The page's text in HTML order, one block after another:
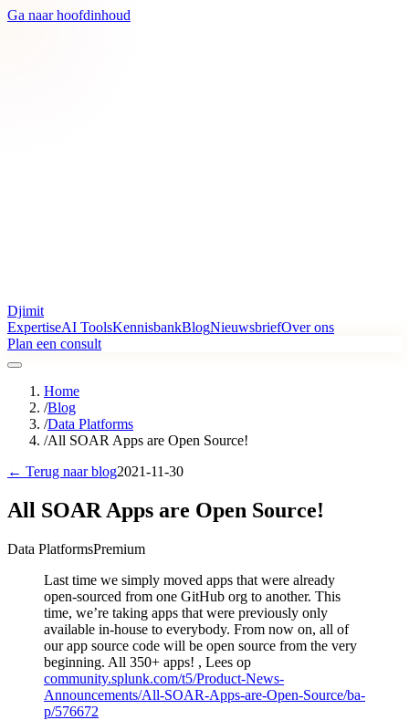
Ga naar hoofdinhoud
Djimit
ExpertiseAI ToolsKennisbankBlogNieuwsbriefOver ons
Plan een consult
Home
/Blog
/Data Platforms
/All SOAR Apps are Open Source!
← Terug naar blog2021-11-30
All SOAR Apps are Open Source!
Data PlatformsPremium
Last time we simply moved apps that were already
open-sourced from one GitHub org to another. This
time, we’re taking apps that were previously only
available in-house to everybody. From now on, all of
our app source code will be open source from the very
beginning. All 350+ apps! , Lees op
community.splunk.com/t5/Product-News-
Announcements/All-SOAR-Apps-are-Open-Source/ba-
p/576672